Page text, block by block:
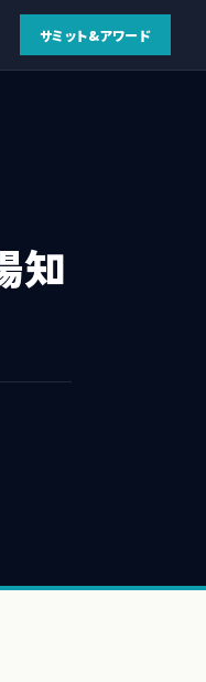
サミット&アワード
知